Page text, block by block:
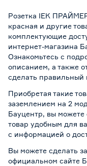
Розетка IEK
красная и другие
комплектующие
интернет-магазина
Ознакомьтесь с
описанием, а также
сделать правильный
Приобретая такие
заземлением на 2
Бауцентр, вы можете
товар удобным для
с информацией о
Вы можете сделать
официальном сайте